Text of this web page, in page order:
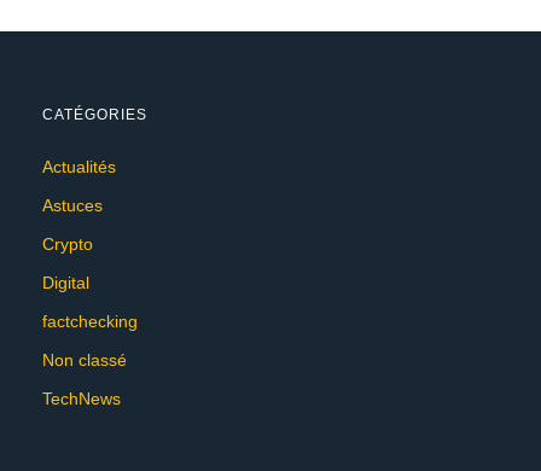
CATÉGORIES
Actualités
Astuces
Crypto
Digital
factchecking
Non classé
TechNews